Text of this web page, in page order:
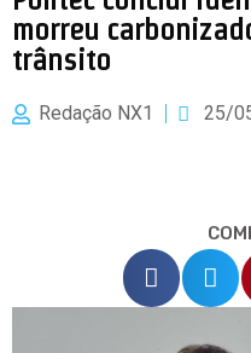
morreu
trânsito
Redação NX1 25/